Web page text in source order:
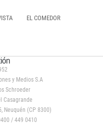
EL COMEDOR
y Medios S.A
Schroeder
Casagrande
Neuquén (CP 8300)
/ 449 0410